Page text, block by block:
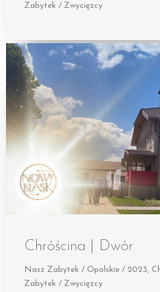
Zabytek / Zwycięzcy
Chróścina | Dwór
Nasz Zabytek / Opolskie / 2023,
Zabytek / Zwycięzcy